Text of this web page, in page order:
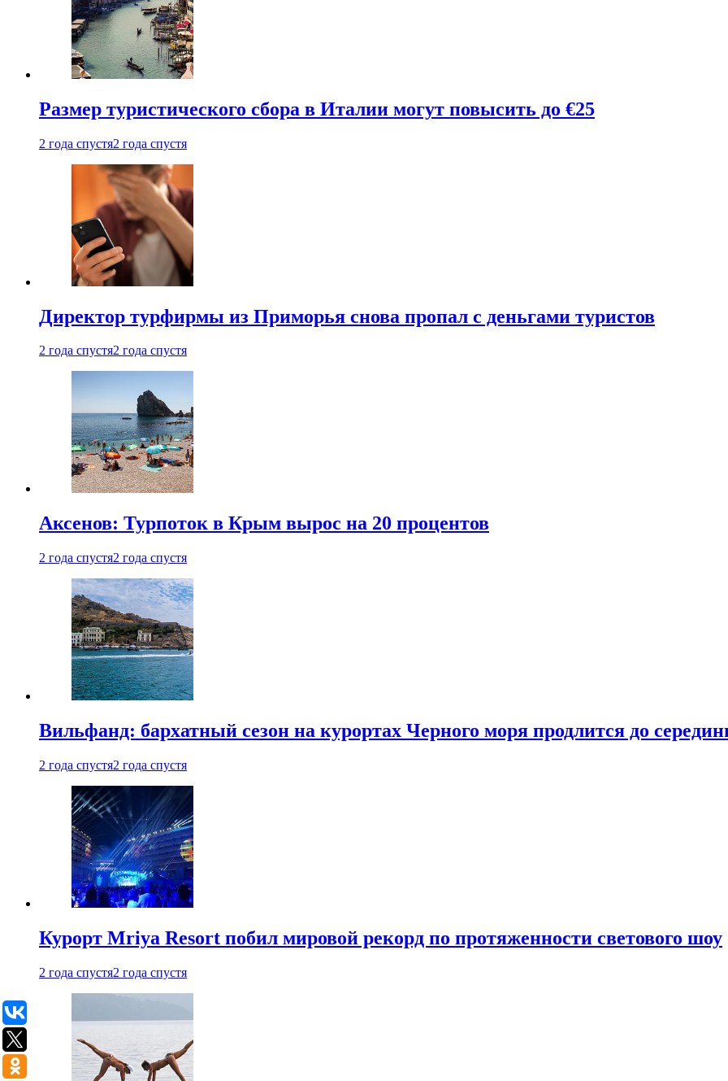
Размер туристического сбора в Италии могут повысить до €25
2 года спустя2 года спустя
Директор турфирмы из Приморья снова пропал с деньгами туристов
2 года спустя2 года спустя
Аксенов: Турпоток в Крым вырос на 20 процентов
2 года спустя2 года спустя
Вильфанд: бархатный сезон на курортах Черного моря продлится до
2 года спустя2 года спустя
Курорт Mriya Resort побил мировой рекорд по протяженности светового шоу
2 года спустя2 года спустя